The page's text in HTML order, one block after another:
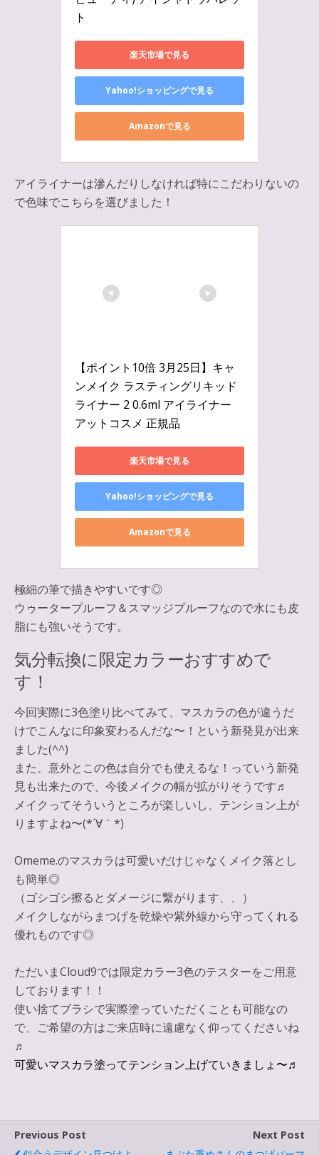
ト
楽天市場で見る
Yahoo!ショッピングで見る
Amazonで見る
アイライナーは滲んだりしなければ特にこだわりないの
で色味でこちらを選びました！
【ポイント10倍 3月25日】キャ
ンメイク ラスティングリキッド
ライナー 2 0.6ml アイライナー
アットコスメ 正規品
楽天市場で見る
Yahoo!ショッピングで見る
Amazonで見る
極細の筆で描きやすいです◎
ウゥータープルーフ＆スマッジプルーフなので水にも皮
脂にも強いそうです。
気分転換に限定カラーおすすめで
す！
今回実際に3色塗り比べてみて、マスカラの色が違うだ
けでこんなに印象変わるんだな〜！という新発見が出来
ました(^^)
また、意外とこの色は自分でも使えるな！っていう新発
見も出来たので、今後メイクの幅が拡がりそうです♬
メイクってそういうところが楽しいし、テンション上が
りますよね〜(*´∀｀*)
Omeme.のマスカラは可愛いだけじゃなく メイク落とし
も簡単◎
（ゴシゴシ擦るとダメージに繋がります、、）
メイクしながら まつげを乾燥や紫外線から守ってくれる
優れものです◎
ただいまCloud9では限定カラー3色のテスターをご用意
しております！！
使い捨てブラシで実際塗っていただくことも可能なの
で、ご希望の方はご来店時に遠慮なく仰ってくださいね
♬
可愛いマスカラ塗ってテンション上げていきましょ〜♬
Previous Post
Next Post